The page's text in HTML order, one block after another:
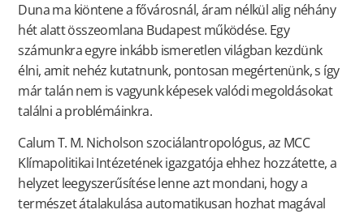
Duna ma kiöntene a fővárosnál, áram nélkül alig néhány
hét alatt összeomlana Budapest működése. Egy
számunkra egyre inkább ismeretlen világban kezdünk
élni, amit nehéz kutatnunk, pontosan megértenünk, s így
már talán nem is vagyunk képesek valódi megoldásokat
találni a problémáinkra.
Calum T. M. Nicholson szociálantropológus, az MCC
Klímapolitikai Intézetének igazgatója ehhez hozzátette, a
helyzet leegyszerűsítése lenne azt mondani, hogy a
természet átalakulása automatikusan hozhat magával